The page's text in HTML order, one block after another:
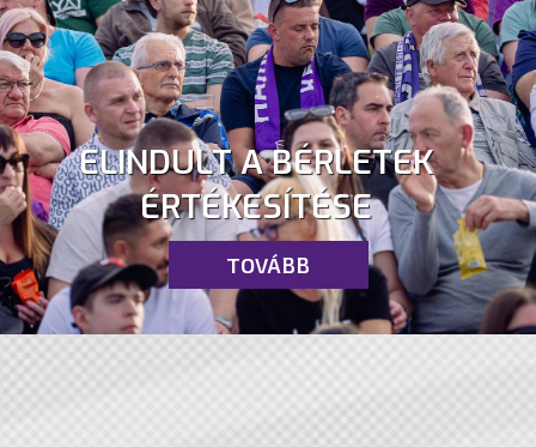
ELINDULT A BÉRLETEK
ÉRTÉKESÍTÉSE
TOVÁBB